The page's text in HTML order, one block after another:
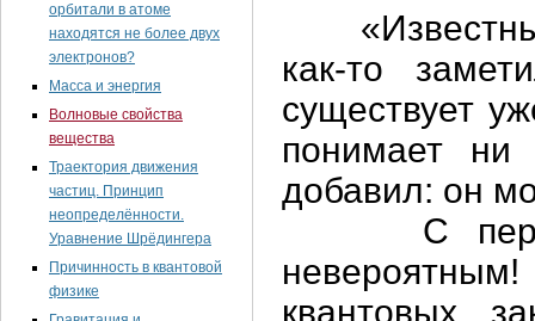
орбитали в атоме
находятся не более двух
электронов?
Масса и энергия
Волновые свойства
вещества
Траектория движения
частиц. Принцип
неопределённости.
Уравнение Шрёдингера
Причинность в квантовой
физике
как-то
существует
понимает
добавил: он
С первого
квантовых